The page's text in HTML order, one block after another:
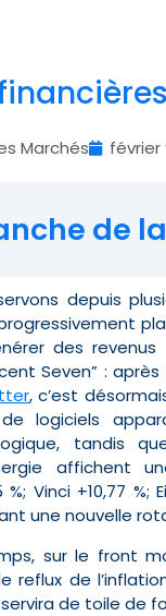
Marchés février
de
depuis
des revenus
Seven” :
, c’est
logiciels
tandis
affichent
%; Vinci +10,77
une nouvelle
sur le front
reflux de
de toile de